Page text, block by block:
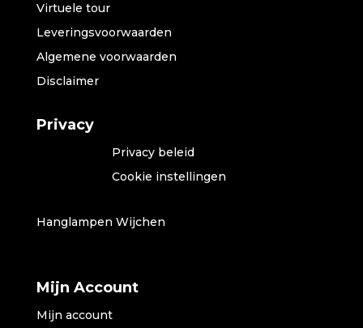
Virtuele tour
Leveringsvoorwaarden
Algemene voorwaarden
Disclaimer
Privacy
Privacy beleid
Cookie instellingen
Hanglampen Wijchen
Mijn Account
Mijn account